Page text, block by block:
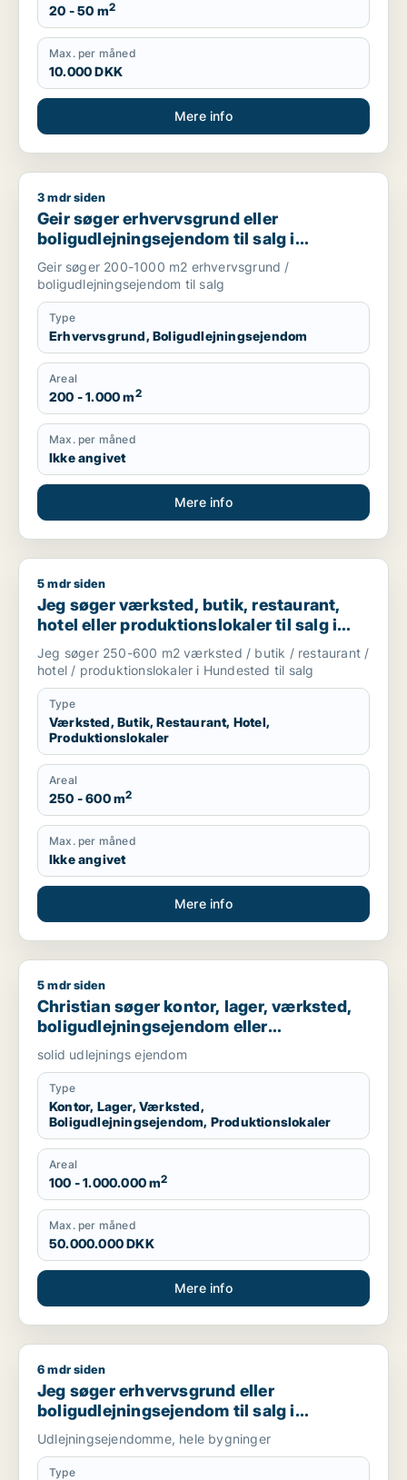
20 - 50 m2
Max. per måned
10.000 DKK
Mere info
Geir søger erhvervsgrund eller boligudlejningsejendom til
3 mdr siden
Geir søger erhvervsgrund eller
boligudlejningsejendom til salg i
Nordsjælland
Geir søger 200-1000 m2 erhvervsgrund /
boligudlejningsejendom til salg
Type
Erhvervsgrund, Boligudlejningsejendom
Areal
200 - 1.000 m2
Max. per måned
Ikke angivet
Mere info
Jeg søger værksted, butik, restaurant, hotel eller
5 mdr siden
Jeg søger værksted, butik, restaurant,
hotel eller produktionslokaler til salg i
Hundested
Jeg søger 250-600 m2 værksted / butik / restaurant /
hotel / produktionslokaler i Hundested til salg
Type
Værksted, Butik, Restaurant, Hotel,
Produktionslokaler
Areal
250 - 600 m2
Max. per måned
Ikke angivet
Mere info
Christian søger kontor, lager, værksted,
5 mdr siden
Christian søger kontor, lager, værksted,
boligudlejningsejendom eller
produktionslokaler til salg i Nordsjælland,
Roskilde eller Holbæk
solid udlejnings ejendom
Type
Kontor, Lager, Værksted,
Boligudlejningsejendom, Produktionslokaler
Areal
100 - 1.000.000 m2
Max. per måned
50.000.000 DKK
Mere info
Jeg søger erhvervsgrund eller boligudlejningsejendom til
6 mdr siden
Jeg søger erhvervsgrund eller
boligudlejningsejendom til salg i
Helsinge, Tisvildeleje eller Gilleleje m.fl.
Udlejningsejendomme, hele bygninger
Type